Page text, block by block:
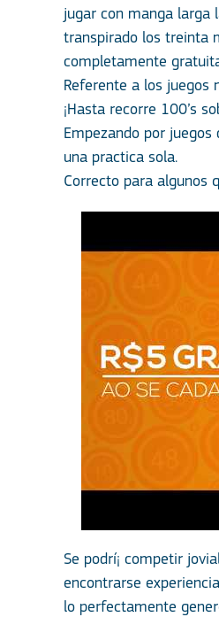
jugar con manga larga
transpirado los treinta
completamente
Referente a los juegos
¡Hasta recorre 100’s
Empezando por
una practica sola.
Correcto para algunos
Se podrí¡ competir
encontrarse
lo perfectamente